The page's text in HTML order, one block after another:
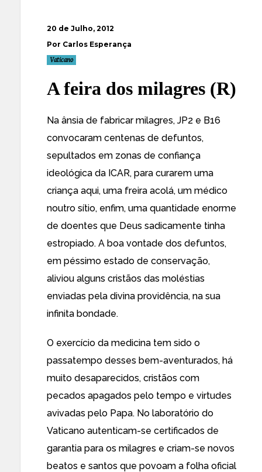
20 de Julho, 2012
Por Carlos Esperança
Vaticano
A feira dos milagres (R)
Na ânsia de fabricar milagres, JP2 e B16
convocaram centenas de defuntos,
sepultados em zonas de confiança
ideológica da ICAR, para curarem uma
criança aqui, uma freira acolá, um médico
noutro sítio, enfim, uma quantidade enorme
de doentes que Deus sadicamente tinha
estropiado. A boa vontade dos defuntos,
em péssimo estado de conservação,
aliviou alguns cristãos das moléstias
enviadas pela divina providência, na sua
infinita bondade.
O exercício da medicina tem sido o
passatempo desses bem-aventurados, há
muito desaparecidos, cristãos com
pecados apagados pelo tempo e virtudes
avivadas pelo Papa. No laboratório do
Vaticano autenticam-se certificados de
garantia para os milagres e criam-se novos
beatos e santos que povoam a folha oficial